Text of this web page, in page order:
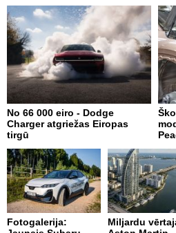
No 66 000 eiro - Dodge
Charger atgriežas Eiropas
tirgū
Fotogalerija:
Miljardu